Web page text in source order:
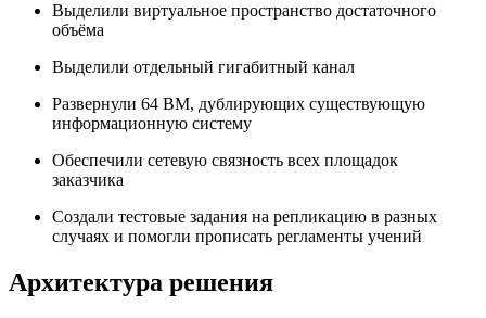
Выделили виртуальное пространство достаточного
объёма
Выделили отдельный гигабитный канал
Развернули 64 ВМ, дублирующих существующую
информационную систему
Обеспечили сетевую связность всех площадок
заказчика
Создали тестовые задания на репликацию в разных
случаях и помогли прописать регламенты учений
Архитектура решения